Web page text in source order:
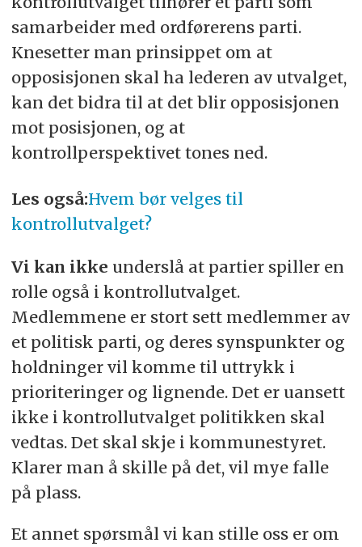
samarbeider med ordførerens parti.
Knesetter man prinsippet om at
opposisjonen skal ha lederen av utvalget,
kan det bidra til at det blir opposisjonen
mot posisjonen, og at
kontrollperspektivet tones ned.
Les også:Hvem bør velges til
kontrollutvalget?
Vi kan ikke underslå at partier spiller en
rolle også i kontrollutvalget.
Medlemmene er stort sett medlemmer av
et politisk parti, og deres synspunkter og
holdninger vil komme til uttrykk i
prioriteringer og lignende. Det er uansett
ikke i kontrollutvalget politikken skal
vedtas. Det skal skje i kommunestyret.
Klarer man å skille på det, vil mye falle
på plass.
Et annet spørsmål vi kan stille oss er om